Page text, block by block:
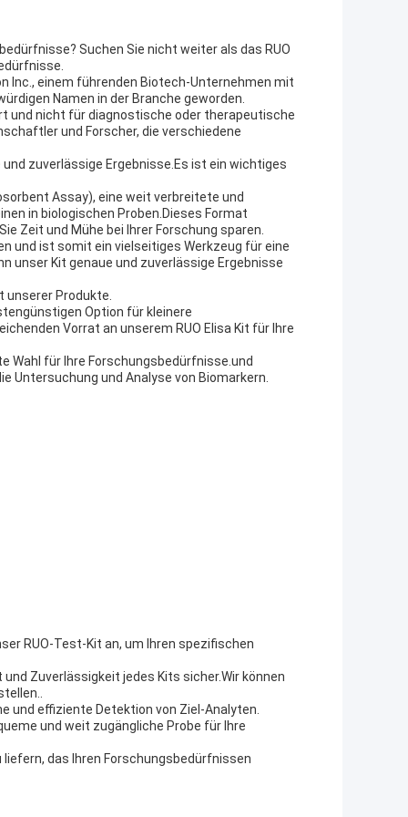
Suchen Sie nicht weiter als das RUO
Inc., einem führenden Biotech-Unternehmen mit
Namen in der Branche geworden.
und nicht für diagnostische oder therapeutische
und Forscher, die verschiedene
zuverlässige Ergebnisse.Es ist ein wichtiges
Assay), eine weit verbreitete und
in biologischen Proben.Dieses Format
Zeit und Mühe bei Ihrer Forschung sparen.
und ist somit ein vielseitiges Werkzeug für eine
unser Kit genaue und zuverlässige Ergebnisse
unserer Produkte.
Option für kleinere
Vorrat an unserem RUO Elisa Kit für Ihre
Wahl für Ihre Forschungsbedürfnisse.und
Untersuchung und Analyse von Biomarkern.
RUO-Test-Kit an, um Ihren spezifischen
Zuverlässigkeit jedes Kits sicher.Wir können
und effiziente Detektion von Ziel-Analyten.
und weit zugängliche Probe für Ihre
das Ihren Forschungsbedürfnissen